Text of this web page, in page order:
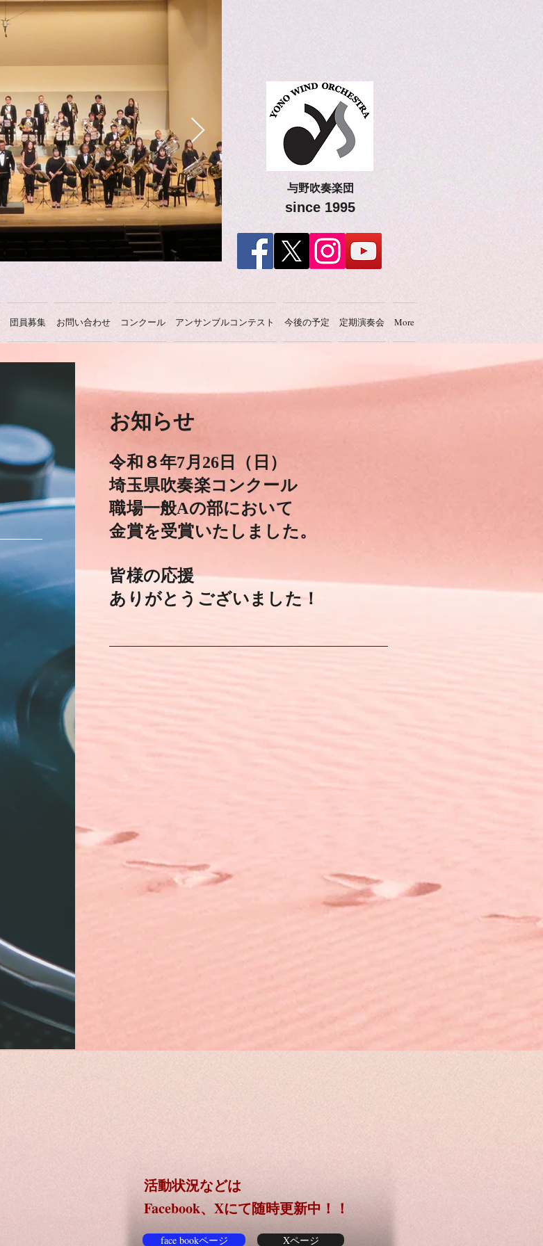
与野吹奏楽団
since 1995
団員募集 お問い合わせ コンクール アンサンブルコンテスト 今後の予定 定期演奏会 More
​お知らせ
令和８年7月26 日（日）
埼玉県吹奏楽コンクール
職場一般Aの部において
金賞を受賞いたしました。
皆様の応援
​ありがとうございました！
face bookページ
活動状況などは
Facebook、Xにて随時更新中！！
Xページ